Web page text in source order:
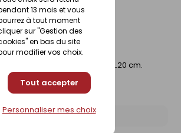
13 mois et vous
à tout moment
sur "Gestion des
en bas du site
modifier vos choix.
Tout accepter
Personnaliser mes choix
jours
produit
pour sol DOTTI. l.10 x L.20 cm.
du produit